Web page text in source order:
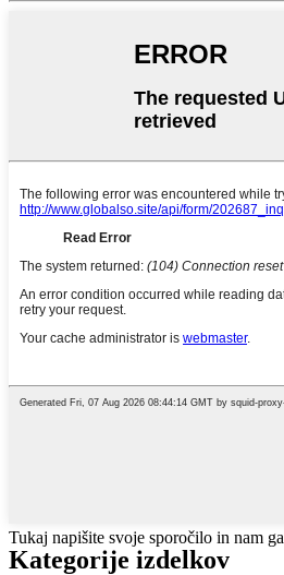
Tukaj napišite svoje sporočilo in nam
Kategorije izdelkov